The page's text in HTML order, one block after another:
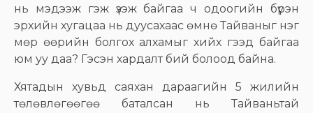
нь мэдээж гэж үзэж байгаа ч одоогийн бүрэн
эрхийн хугацаа нь дуусахаас өмнө Тайваныг нэг
мөр өөрийн болгох алхамыг хийх гээд байгаа
юм уу даа? Гэсэн хардалт бий болоод байна.
Хятадын хувьд саяхан дараагийн 5 жилийн
төлөвлөгөөгөө баталсан нь Тайваньтай